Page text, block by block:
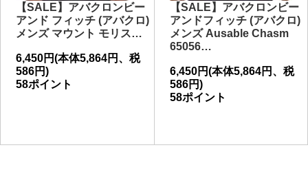
【SALE】アバクロンビー
アンド フィッチ (アバクロ)
メンズ マウント モリス…
6,450円(本体5,864円、税
586円)
58ポイント
【SALE】アバクロンビー
アンドフィッチ (アバクロ)
メンズ Ausable Chasm
65056…
6,450円(本体5,864円、税
586円)
58ポイント